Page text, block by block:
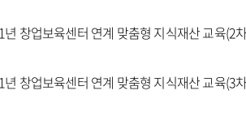
창업보육센터 연계 맞춤형 지식재산 교육(2
창업보육센터 연계 맞춤형 지식재산 교육(3